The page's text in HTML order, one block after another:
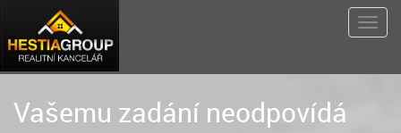
Vašemu zadání neodpovídá